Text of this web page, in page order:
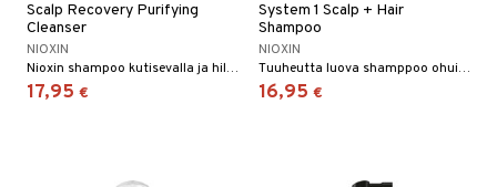
Scalp Recovery Purifying
Cleanser
NIOXIN
Nioxin shampoo kutisevalla ja hilseeseen taipuvalle hiuspohjalle.
17,95 €
System 1 Scalp + Hair
Shampoo
NIOXIN
Tuuheutta luova shamppoo ohuille, ei-käsitellyille hiuksille.
16,95 €